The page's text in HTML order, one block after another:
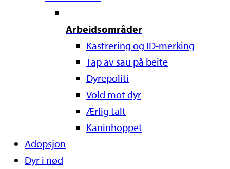
Arbeidsområder
Kastrering og ID-merking
Tap av sau på beite
Dyrepoliti
Vold mot dyr
Ærlig talt
Kaninhoppet
Adopsjon
Dyr i nød